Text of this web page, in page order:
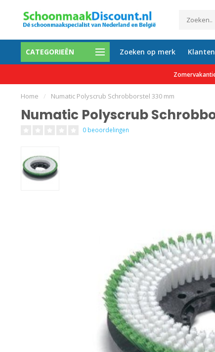
CATEGORIEËN Zoeken op merk
mogelijk Al meer dan 35.000
Home / Numatic Polyscrub Schrobborstel 330 mm
Numatic Polyscrub
0 beoordelingen